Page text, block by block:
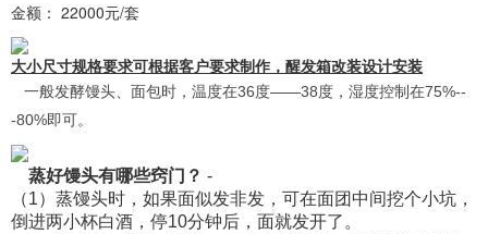
金额： 22000元/套
大小尺寸规格要求可根据客户要求制作，醒发箱改装设计安装
一般发酵馒头、面包时，温度在36度——38度，湿度控制在75%--
-80%即可。
蒸好馒头有哪些窍门？ -
（1）蒸馒头时，如果面似发非发，可在面团中间挖个小坑，
倒进两小杯白酒，停10分钟后，面就发开了。